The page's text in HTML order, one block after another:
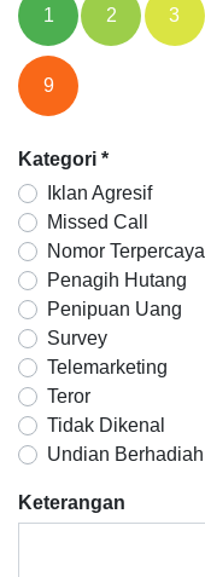
1 2 3
9
Kategori *
Iklan Agresif
Missed Call
Nomor Terpercaya
Penagih Hutang
Penipuan Uang
Survey
Telemarketing
Teror
Tidak Dikenal
Undian Berhadiah
Keterangan